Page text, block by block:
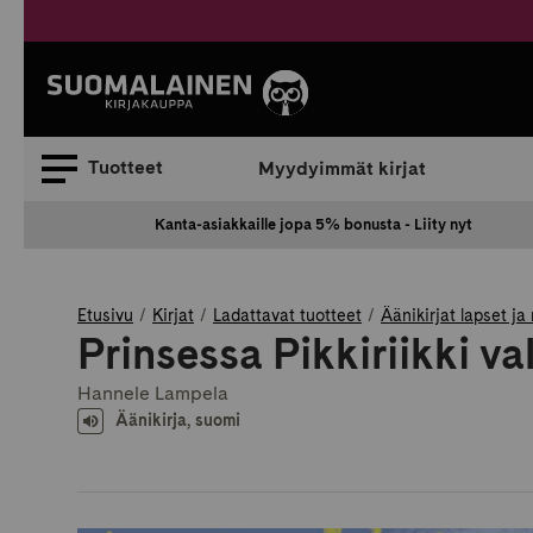
sisältöön
Tuotteet Myydyimmät kirjat
Kanta-asiakkaille jopa 5% bonusta - Liity nyt
Etusivu Kirjat Ladattavat tuotteet Äänikirjat lapset ja
Prinsessa Pikkiriikki
Hannele Lampela
Äänikirja, suomi